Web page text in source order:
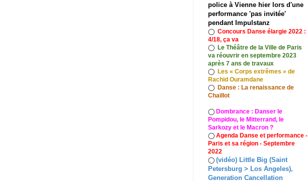
police à Vienne hier lors d'une
performance 'pas invitée'
pendant Impulstanz
◯ Concours Danse élargie 2022 :
4/18, ça va
◯ Le Théâtre de la Ville de Paris
va réouvrir en septembre 2023
après 7 ans de travaux
◯ Les « Corps extrêmes » de
Rachid Ouramdane
◯ Danse : La renaissance de
Chaillot
◯ Dombrance : Danser le
Pompidou, le Mitterrand, le
Sarkozy et le Macron ?
◯ Agenda Danse et performance -
Paris et sa région - Septembre
2022
◯ (vidéo) Little Big (Saint
Petersburg > Los Angeles),
Generation Cancellation